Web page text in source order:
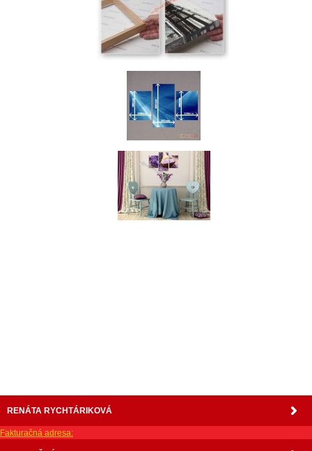
RENÁTA RYCHTÁRIKOVÁ
Fakturačná adresa: